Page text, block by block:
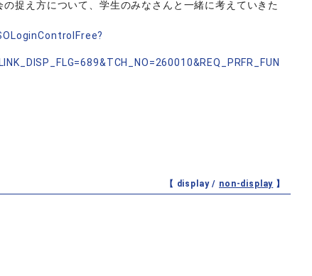
捉え方について、学生のみなさんと一緒に考えていきた
【 display / non-display 】